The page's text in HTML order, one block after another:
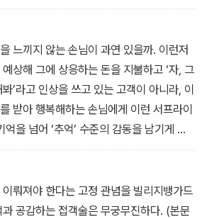
객님의 크리에이티브입니다.” (본문 48p
느끼지 않는 손님이 과연 있을까. 이런저
상해 그에 상응하는 돈을 지불하고 ‘자, 그
’라고 인상을 쓰고 있는 고객이 아니라, 이
받아 행복해하는 손님에게 이런 서프라이
을 넘어 ‘추억’ 수준의 감동을 남기게 된
. (본문 67p 일단 손님을 때려눕혀라 ; 쓰
뤄져야 한다는 고정 관념을 빌리지뱅가드
공감하는 접객술은 무궁무진하다. (본문